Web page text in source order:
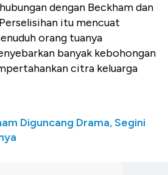
dengan Beckham dan
itu mencuat
orang tuanya
banyak kebohongan
citra keluarga
Diguncang Drama, Segini